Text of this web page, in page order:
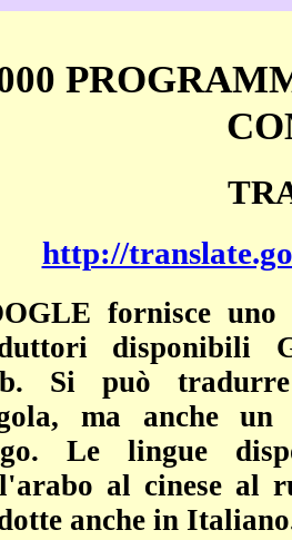
http://
fornisce
disponibili
Si può
ma anche un
Le lingue
al cinese al
anche in